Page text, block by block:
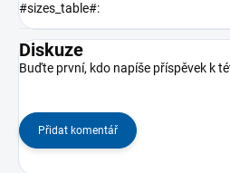
#sizes_table#:
Diskuze
Buďte první, kdo napíše příspěvek k
Přidat komentář